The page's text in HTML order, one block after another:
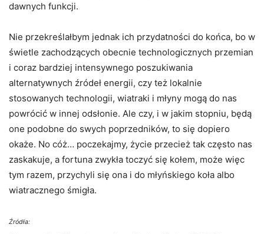
dawnych funkcji.
Nie przekreślałbym jednak ich przydatności do końca, bo w
świetle zachodzących obecnie technologicznych przemian
i coraz bardziej intensywnego poszukiwania
alternatywnych źródeł energii, czy też lokalnie
stosowanych technologii, wiatraki i młyny mogą do nas
powrócić w innej odsłonie. Ale czy, i w jakim stopniu, będą
one podobne do swych poprzedników, to się dopiero
okaże. No cóż… poczekajmy, życie przecież tak często nas
zaskakuje, a fortuna zwykła toczyć się kołem, może więc
tym razem, przychyli się ona i do młyńskiego koła albo
wiatracznego śmigła.
Źródła: